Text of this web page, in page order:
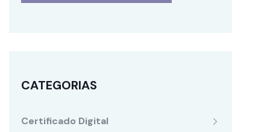
CATEGORIAS
Certificado Digital